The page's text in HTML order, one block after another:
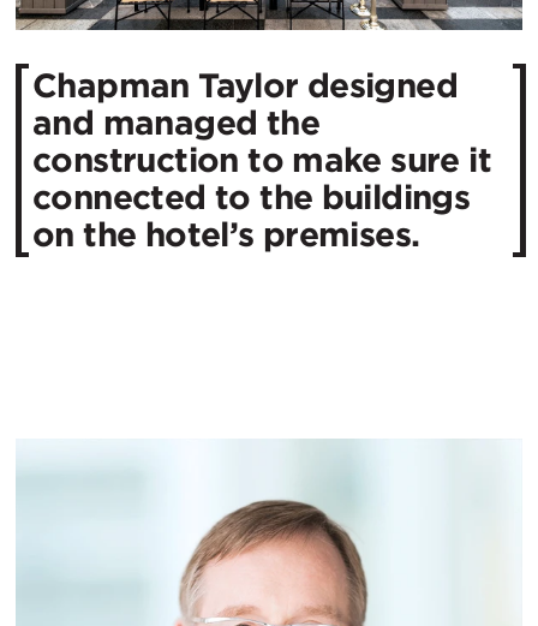
Chapman Taylor designed
and managed the
construction to make sure it
connected to the buildings
on the hotel’s premises.